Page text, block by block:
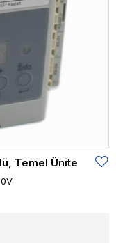
Temel Ünite